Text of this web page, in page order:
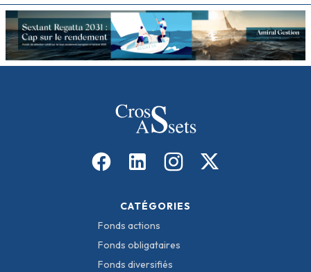
CATÉGORIES
Fonds actions
Fonds obligataires
Fonds diversifiés